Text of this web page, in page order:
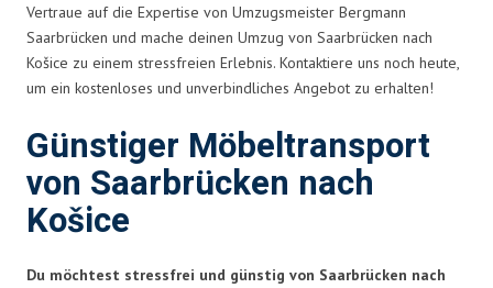
Vertraue auf die Expertise von Umzugsmeister Bergmann
Saarbrücken und mache deinen Umzug von Saarbrücken nach
Košice zu einem stressfreien Erlebnis. Kontaktiere uns noch heute,
um ein kostenloses und unverbindliches Angebot zu erhalten!
Günstiger Möbeltransport
von Saarbrücken nach
Košice
Du möchtest stressfrei und günstig von Saarbrücken nach